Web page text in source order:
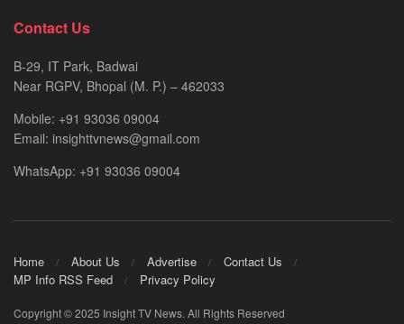
Contact Us
B-29, IT Park, Badwai
Near RGPV, Bhopal (M. P.) – 462033
Mobile: +91 93036 09004
Email: insighttvnews@gmail.com
WhatsApp: +91 93036 09004
Home About Us Advertise
Contact Us
MP Info RSS Feed
Privacy Policy
Copyright © 2025 Insight TV News. All Rights Reserved